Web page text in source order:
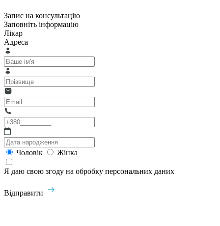
Запис на консультацію
Заповніть інформацію
Лікар
Адреса
Чоловік Жінка
Я даю свою згоду на обробку персональних даних
Відправити